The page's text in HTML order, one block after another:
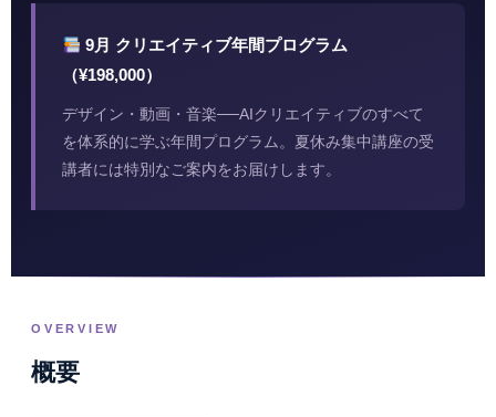
9月 クリエイティブ年間プログラム
（¥198,000）
デザイン・動画・音楽──AIクリエイティブのすべて
を体系的に学ぶ年間プログラム。夏休み集中講座の受
講者には特別なご案内をお届けします。
OVERVIEW
概要